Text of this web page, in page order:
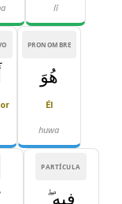
lī
PRONOMBRE
هُوَ
Él
huwa
PARTÍCULA
فِيهِ ۖ